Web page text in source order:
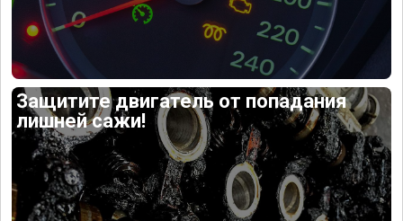
Защитите двигатель от попадания
лишней сажи!